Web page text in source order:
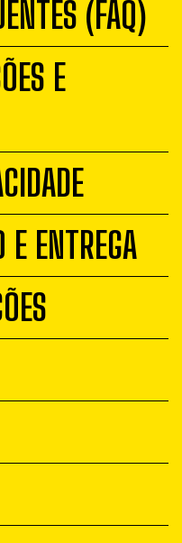
(FAQ)
E
ENTREGA